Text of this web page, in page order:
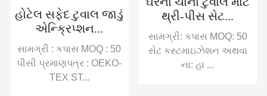
હોટેલ સફેદ ટુવાલ જાડું
એન્ક્રિપ્શન...
સામગ્રી : કપાસ MOQ : 50
પીસી પ્રમાણપત્ર : OEKO-
TEX ST...
થ્રી-પીસ સેટ...
સામગ્રી: કપાસ MOQ: 50
સેટ કસ્ટમાઇઝેશન અથવા
ના: હા ...